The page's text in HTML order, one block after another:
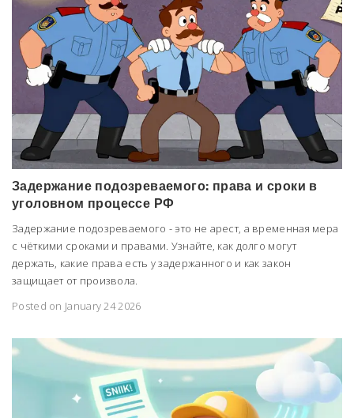
Задержание подозреваемого: права и сроки в
уголовном процессе РФ
Задержание подозреваемого - это не арест, а временная мера
с чёткими сроками и правами. Узнайте, как долго могут
держать, какие права есть у задержанного и как закон
защищает от произвола.
Posted on January 24 2026